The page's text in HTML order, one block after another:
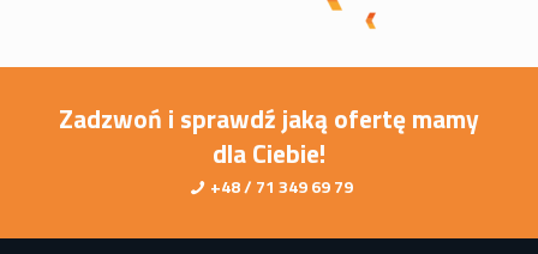
Zadzwoń i sprawdź jaką ofertę mamy
dla Ciebie!
+48 / 71 349 69 79